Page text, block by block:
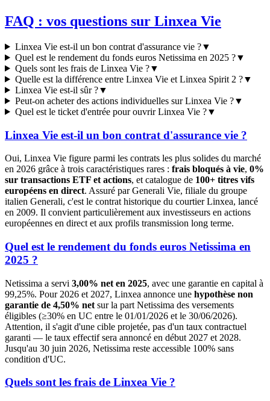
FAQ : vos questions sur Linxea Vie
Linxea Vie est-il un bon contrat d'assurance vie ?▼
Quel est le rendement du fonds euros Netissima en 2025 ?▼
Quels sont les frais de Linxea Vie ?▼
Quelle est la différence entre Linxea Vie et Linxea Spirit 2 ?▼
Linxea Vie est-il sûr ?▼
Peut-on acheter des actions individuelles sur Linxea Vie ?▼
Quel est le ticket d'entrée pour ouvrir Linxea Vie ?▼
Linxea Vie est-il un bon contrat d'assurance vie ?
Oui, Linxea Vie figure parmi les contrats les plus solides du marché
en 2026 grâce à trois caractéristiques rares : frais bloqués à vie, 0%
sur transactions ETF et actions, et catalogue de 100+ titres vifs
européens en direct. Assuré par Generali Vie, filiale du groupe
italien Generali, c'est le contrat historique du courtier Linxea, lancé
en 2009. Il convient particulièrement aux investisseurs en actions
européennes en direct et aux profils transmission long terme.
Quel est le rendement du fonds euros Netissima en
2025 ?
Netissima a servi 3,00% net en 2025, avec une garantie en capital à
99,25%. Pour 2026 et 2027, Linxea annonce une hypothèse non
garantie de 4,50% net sur la part Netissima des versements
éligibles (≥30% en UC entre le 01/01/2026 et le 30/06/2026).
Attention, il s'agit d'une cible projetée, pas d'un taux contractuel
garanti — le taux effectif sera annoncé en début 2027 et 2028.
Jusqu'au 30 juin 2026, Netissima reste accessible 100% sans
condition d'UC.
Quels sont les frais de Linxea Vie ?